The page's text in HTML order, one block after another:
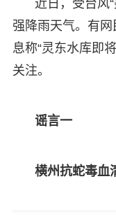
近日，受台风
强降雨天气。有
息称“灵东水库即
关注。
谣言一
横州抗蛇毒血